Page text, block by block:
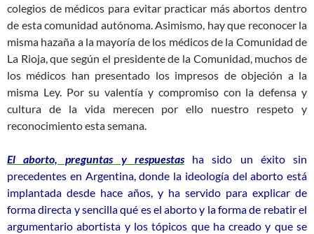
colegios de médicos para evitar practicar más abortos dentro
de esta comunidad autónoma. Asimismo, hay que reconocer la
misma hazaña a la mayoría de los médicos de la Comunidad de
La Rioja, que según el presidente de la Comunidad, muchos de
los médicos han presentado los impresos de objeción a la
misma Ley. Por su valentía y compromiso con la defensa y
cultura de la vida merecen por ello nuestro respeto y
reconocimiento esta semana.
El aborto, preguntas y respuestasha sido un éxito sin
precedentes en Argentina, donde la ideología del aborto está
implantada desde hace años, y ha servido para explicar de
forma directa y sencilla qué es el aborto y la forma de rebatir el
argumentario abortista y los tópicos que ha creado y que se